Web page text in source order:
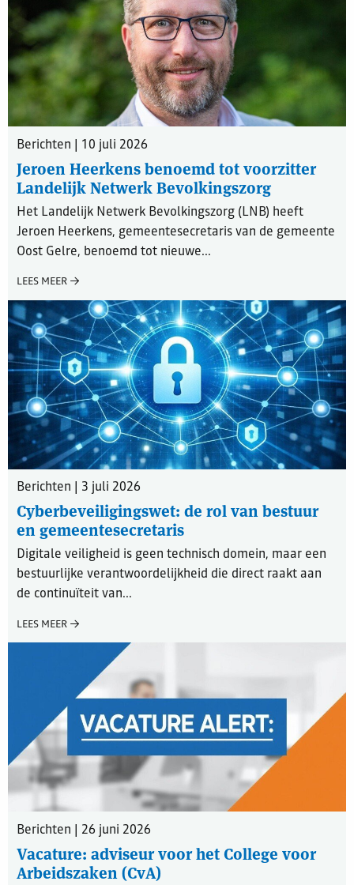
Berichten | 10 juli 2026
Jeroen Heerkens benoemd tot voorzitter
Landelijk Netwerk Bevolkingszorg
Het Landelijk Netwerk Bevolkingszorg (LNB) heeft
Jeroen Heerkens, gemeentesecretaris van de gemeente
Oost Gelre, benoemd tot nieuwe...
LEES MEER
Berichten | 3 juli 2026
Cyberbeveiligingswet: de rol van bestuur
en gemeentesecretaris
Digitale veiligheid is geen technisch domein, maar een
bestuurlijke verantwoordelijkheid die direct raakt aan
de continuïteit van...
LEES MEER
Berichten | 26 juni 2026
Vacature: adviseur voor het College voor
Arbeidszaken (CvA)